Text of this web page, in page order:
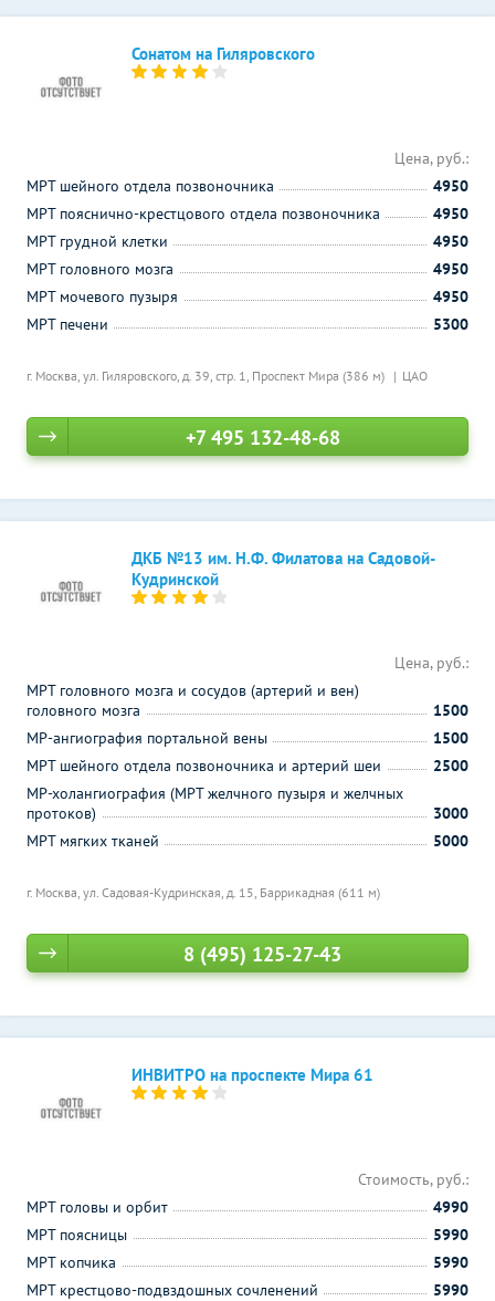
Сонатом на Гиляровского
г. Москва, ул. Гиляровского, д. 39, стр. 1, Проспект Мира (386 м) ЦАО
Цена, руб.:
МРТ шейного отдела позвоночника
4950
МРТ пояснично-крестцового отдела позвоночника
4950
МРТ грудной клетки
4950
МРТ головного мозга
4950
МРТ мочевого пузыря
4950
МРТ печени
5300
+7 495 132-48-68
ДКБ №13 им. Н.Ф. Филатова на Садовой-
Кудринской
г. Москва, ул. Садовая-Кудринская, д. 15, Баррикадная (611 м)
Цена, руб.:
МРТ головного мозга и сосудов (артерий и вен)
головного мозга
1500
МР-ангиография портальной вены
1500
МРТ шейного отдела позвоночника и артерий шеи
2500
МР-холангиография (МРТ желчного пузыря и желчных
протоков)
3000
МРТ мягких тканей
5000
8 (495) 125-27-43
ИНВИТРО на проспекте Мира 61
Стоимость, руб.:
МРТ головы и орбит
4990
МРТ поясницы
5990
МРТ копчика
5990
МРТ крестцово-подвздошных сочленений
5990